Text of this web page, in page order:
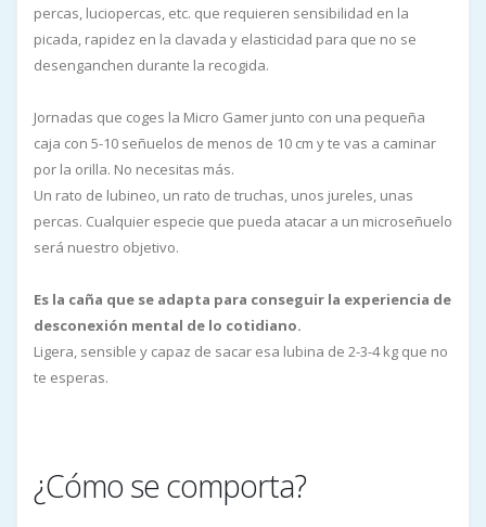
percas, luciopercas, etc. que requieren sensibilidad en la
picada, rapidez en la clavada y elasticidad para que no se
desenganchen durante la recogida.
Jornadas que coges la Micro Gamer junto con una pequeña
caja con 5-10 señuelos de menos de 10 cm y te vas a caminar
por la orilla. No necesitas más.
Un rato de lubineo, un rato de truchas, unos jureles, unas
percas. Cualquier especie que pueda atacar a un microseñuelo
será nuestro objetivo.
Es la caña que se adapta para conseguir la experiencia de
desconexión mental de lo cotidiano.
Ligera, sensible y capaz de sacar esa lubina de 2-3-4 kg que no
te esperas.
¿Cómo se comporta?